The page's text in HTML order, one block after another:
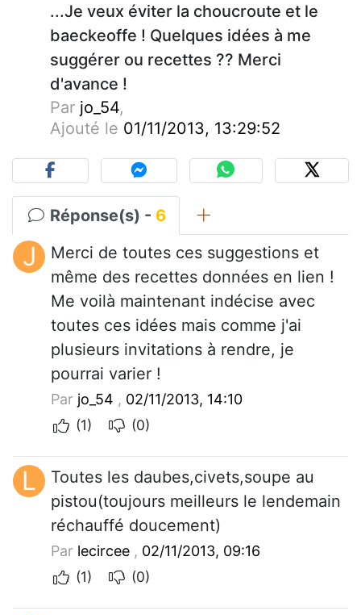
...Je veux éviter la choucroute et le
baeckeoffe ! Quelques idées à me
suggérer ou recettes ?? Merci
d'avance !
Par jo_54,
Ajouté le 01/11/2013, 13:29:52
Réponse(s) - 6
J
Merci de toutes ces suggestions et
même des recettes données en lien !
Me voilà maintenant indécise avec
toutes ces idées mais comme j'ai
plusieurs invitations à rendre, je
pourrai varier !
Par jo_54 , 02/11/2013, 14:10
(1)
(0)
L
Toutes les daubes,civets,soupe au
pistou(toujours meilleurs le lendemain
réchauffé doucement)
Par lecircee , 02/11/2013, 09:16
(1)
(0)